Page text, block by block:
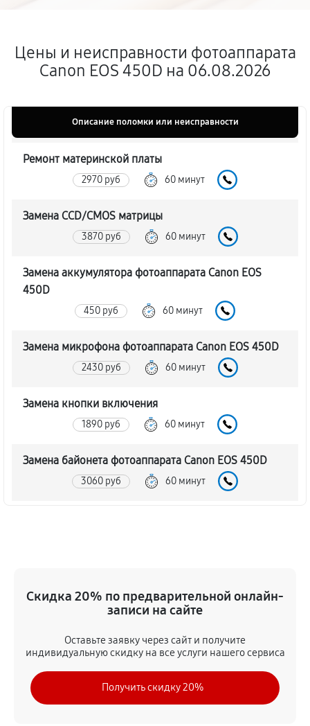
Цены и неисправности фотоаппарата
Canon EOS 450D на 06.08.2026
Описание поломки или неисправности
Ремонт материнской платы
2970 руб 60 минут
Замена CCD/CMOS матрицы
3870 руб 60 минут
Замена аккумулятора фотоаппарата Canon EOS
450D
450 руб 60 минут
Замена микрофона фотоаппарата Canon EOS 450D
2430 руб 60 минут
Замена кнопки включения
1890 руб 60 минут
Замена байонета фотоаппарата Canon EOS 450D
3060 руб 60 минут
3510 руб 60 минут
3420 руб 60 минут
Замена материнской платы
2970 руб 60 минут
Скидка 20% по предварительной онлайн-
записи на сайте
Оставьте заявку через сайт и получите
индивидуальную скидку на все услуги нашего сервиса
Получить скидку 20%